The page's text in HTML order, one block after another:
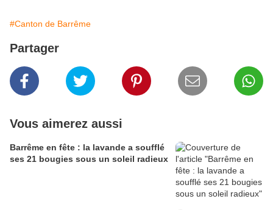
#Canton de Barrême
Partager
Vous aimerez aussi
Barrême en fête : la lavande a soufflé
ses 21 bougies sous un soleil radieux